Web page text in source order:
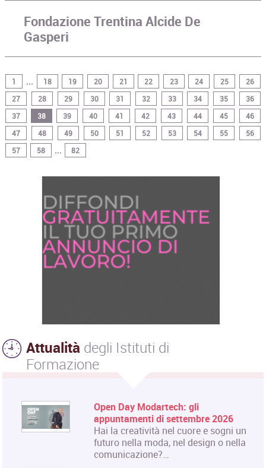
Fondazione Trentina Alcide De
Gasperi
1 ... 18 19 20 21 22 23 24 25
26
27
28 29 30 31 32 33 34 35
36
37
38 39 40 41 42 43 44 45
46
47
48 49 50 51 52 53 54 55
56
57
58 ... 82
Attualità degli Istituti di
Formazione
Open Day Modartech: gli
appuntamenti di settembre 2026
Hai la creatività nel cuore e sogni un
futuro nella moda, nel design o nella
comunicazione?…